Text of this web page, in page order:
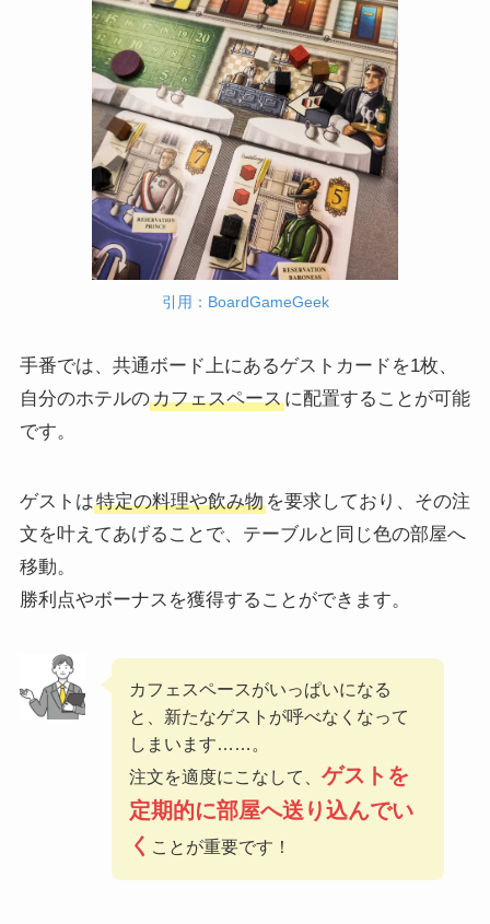
引用：BoardGameGeek
手番では、共通ボード上にあるゲストカードを1枚、
自分のホテルのカフェスペースに配置することが可能
です。
ゲストは特定の料理や飲み物を要求しており、その注
文を叶えてあげることで、テーブルと同じ色の部屋へ
移動。
勝利点やボーナスを獲得することができます。
カフェスペースがいっぱいになる
と、新たなゲストが呼べなくなって
しまいます……。
注文を適度にこなして、ゲストを
定期的に部屋へ送り込んでい
く ことが重要です！